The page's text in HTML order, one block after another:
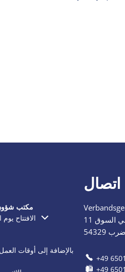
مكتب
الافتتاح
بالإضافة إلى أوقات
اتصال
السوق 11
54329
+49
+49